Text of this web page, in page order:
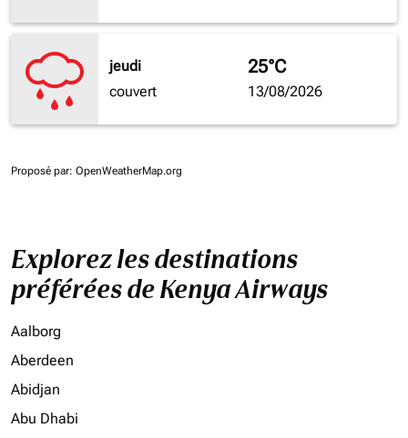
jeudi
couvert
25°C
13/08/2026
Proposé par: OpenWeatherMap.org
Explorez les destinations
préférées de Kenya Airways
Aalborg
Aberdeen
Abidjan
Abu Dhabi